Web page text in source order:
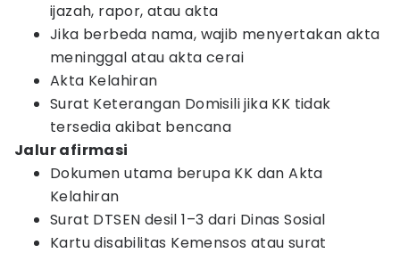
ijazah, rapor, atau akta
Jika berbeda nama, wajib menyertakan akta
meninggal atau akta cerai
Akta Kelahiran
Surat Keterangan Domisili jika KK tidak
tersedia akibat bencana
Jalur afirmasi
Dokumen utama berupa KK dan Akta
Kelahiran
Surat DTSEN desil 1–3 dari Dinas Sosial
Kartu disabilitas Kemensos atau surat